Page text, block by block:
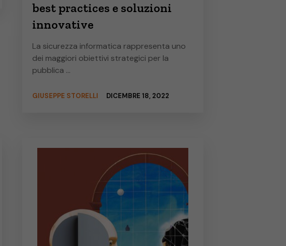
best practices e soluzioni
innovative
La sicurezza informatica rappresenta uno
dei maggiori obiettivi strategici per la
pubblica …
GIUSEPPE STORELLI DICEMBRE 18, 2022